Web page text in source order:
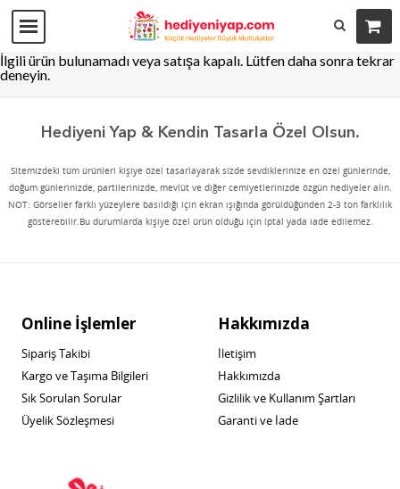
İlgili ürün bulunamadı veya satışa kapalı. Lütfen daha sonra tekrar
deneyin.
Hediyeni Yap & Kendin Tasarla Özel Olsun.
Sitemizdeki tüm ürünleri kişiye özel tasarlayarak sizde sevdiklerinize en özel günlerinde,
doğum günlerinizde, partilerinizde, mevlüt ve diğer cemiyetlerinizde özgün hediyeler alın.
NOT: Görseller farklı yüzeylere basıldığı için ekran ışığında görüldüğünden 2-3 ton farklılık
gösterebilir.Bu durumlarda kişiye özel ürün olduğu için iptal yada iade edilemez.
Online İşlemler
Sipariş Takibi
Kargo ve Taşıma Bilgileri
Sık Sorulan Sorular
Üyelik Sözleşmesi
Hakkımızda
İletişim
Hakkımızda
Gizlilik ve Kullanım Şartları
Garanti ve İade